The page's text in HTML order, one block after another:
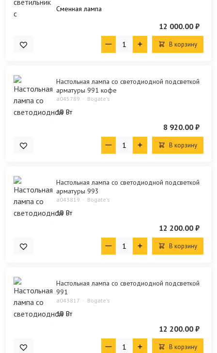
Сменная лампа
12 000.00 ₽
В корзину
Настольная лампа со светодиодной подсветкой
арматуры 991 кофе
a045789 Bogate's
10 Bт
8 920.00 ₽
В корзину
Настольная лампа со светодиодной подсветкой
арматуры 993
a043819 Bogate's
10 Bт
12 200.00 ₽
В корзину
Настольная лампа со светодиодной подсветкой
991
a043817 Bogate's
10 Bт
12 200.00 ₽
В корзину